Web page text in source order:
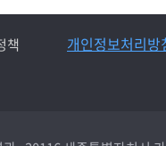
책 개인정보처리방